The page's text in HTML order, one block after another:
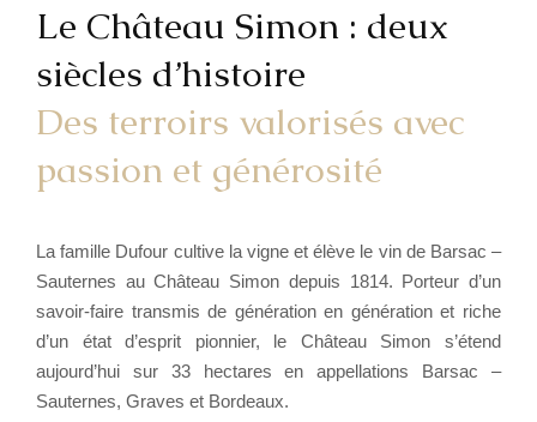
Le Château Simon : deux
siècles d’histoire
Des terroirs valorisés avec
passion et générosité
La famille Dufour cultive la vigne et élève le vin de Barsac –
Sauternes au Château Simon depuis 1814. Porteur d’un
savoir-faire transmis de génération en génération et riche
d’un état d’esprit pionnier, le Château Simon s’étend
aujourd’hui sur 33 hectares en appellations Barsac –
Sauternes, Graves et Bordeaux.